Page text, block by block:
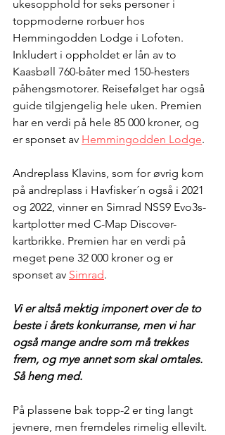
ukesopphold for seks personer i
toppmoderne rorbuer hos
Hemmingodden Lodge i Lofoten.
Inkludert i oppholdet er lån av to
Kaasbøll 760-båter med 150-hesters
påhengsmotorer. Reisefølget har også
guide tilgjengelig hele uken. Premien
har en verdi på hele 85 000 kroner, og
er sponset av Hemmingodden Lodge.
Andreplass Klavins, som for øvrig kom
på andreplass i Havfisker´n også i 2021
og 2022, vinner en Simrad NSS9 Evo3s-
kartplotter med C-Map Discover-
kartbrikke. Premien har en verdi på
meget pene 32 000 kroner og er
sponset av Simrad.
Vi er altså mektig imponert over de to
beste i årets konkurranse, men vi har
også mange andre som må trekkes
frem, og mye annet som skal omtales.
Så heng med.
På plassene bak topp-2 er ting langt
jevnere, men fremdeles rimelig ellevilt.